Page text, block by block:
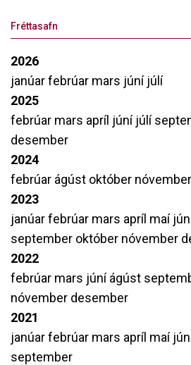
Fréttasafn
2026
janúarfebrúar mars júní júlí
2025
febrúar mars apríl júní júlí
desember
2024
febrúar ágúst október nóvember
2023
janúarfebrúar mars apríl maí
september október nóvember
2022
febrúar mars júníágúst
nóvember desember
2021
janúarfebrúar mars apríl maí
september